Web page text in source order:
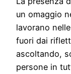
un omaggio
lavorano
fuori dai
ascoltando,
persone in